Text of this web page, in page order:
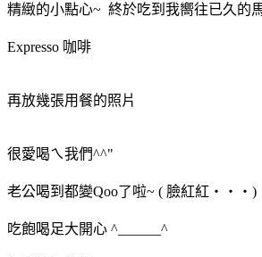
精緻的小點心~ 終於吃到我嚮往已久的
Expresso 咖啡
再放幾張用餐的照片
很愛喝ㄟ我們^^"
老公喝到都變Qoo了啦~ ( 臉紅紅‧‧‧)
吃飽喝足大開心 ^______^